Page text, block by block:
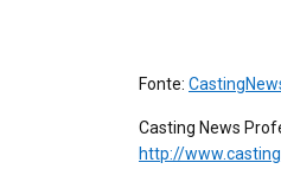
Fonte:
Casting News
http://